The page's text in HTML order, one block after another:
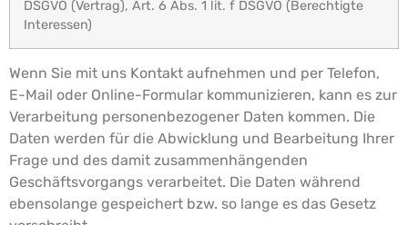
DSGVO (Vertrag), Art. 6 Abs. 1 lit. f DSGVO (Berechtigte
Interessen)
Wenn Sie mit uns Kontakt aufnehmen und per Telefon,
E-Mail oder Online-Formular kommunizieren, kann es zur
Verarbeitung personenbezogener Daten kommen. Die
Daten werden für die Abwicklung und Bearbeitung Ihrer
Frage und des damit zusammenhängenden
Geschäftsvorgangs verarbeitet. Die Daten während
ebensolange gespeichert bzw. so lange es das Gesetz